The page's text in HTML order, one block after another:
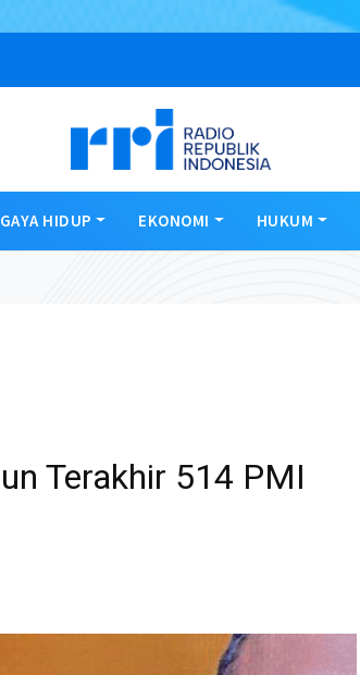
GAYA HIDUP EKONOMI HUKUM
Terakhir 514 PMI